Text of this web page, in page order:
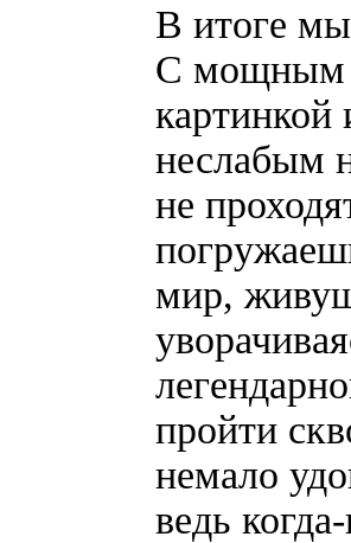
В итоге
С мощным
неслабым
не
мир,
пройти
немало
ведь